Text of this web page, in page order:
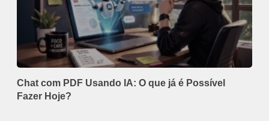
Chat com PDF Usando IA: O que já é Possível
Fazer Hoje?